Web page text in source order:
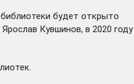
будет открыто
Кувшинов, в 2020 году